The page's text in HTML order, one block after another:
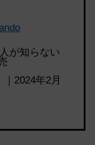
が知らない
2024年2月